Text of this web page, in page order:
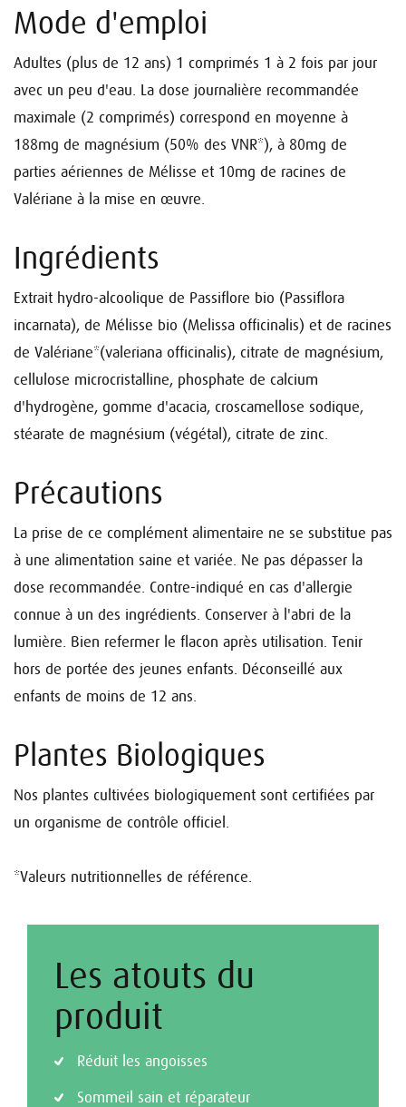
Mode d'emploi
Adultes (plus de 12 ans) 1 comprimés 1 à 2 fois par jour
avec un peu d'eau. La dose journalière recommandée
maximale (2 comprimés) correspond en moyenne à
188mg de magnésium (50% des VNR*), à 80mg de
parties aériennes de Mélisse et 10mg de racines de
Valériane à la mise en œuvre.
Ingrédients
Extrait hydro-alcoolique de Passiflore bio (Passiflora
incarnata), de Mélisse bio (Melissa officinalis) et de racines
de Valériane*(valeriana officinalis), citrate de magnésium,
cellulose microcristalline, phosphate de calcium
d'hydrogène, gomme d'acacia, croscamellose sodique,
stéarate de magnésium (végétal), citrate de zinc.
Précautions
La prise de ce complément alimentaire ne se substitue pas
à une alimentation saine et variée. Ne pas dépasser la
dose recommandée. Contre-indiqué en cas d'allergie
connue à un des ingrédients. Conserver à l'abri de la
lumière. Bien refermer le flacon après utilisation. Tenir
hors de portée des jeunes enfants. Déconseillé aux
enfants de moins de 12 ans.
Plantes Biologiques
Nos plantes cultivées biologiquement sont certifiées par
un organisme de contrôle officiel.
*Valeurs nutritionnelles de référence.
Les atouts du
produit
Réduit les angoisses
Sommeil sain et réparateur